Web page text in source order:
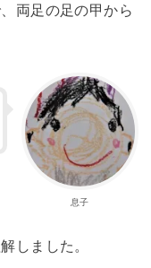
両足の足の甲から
息子
しました。